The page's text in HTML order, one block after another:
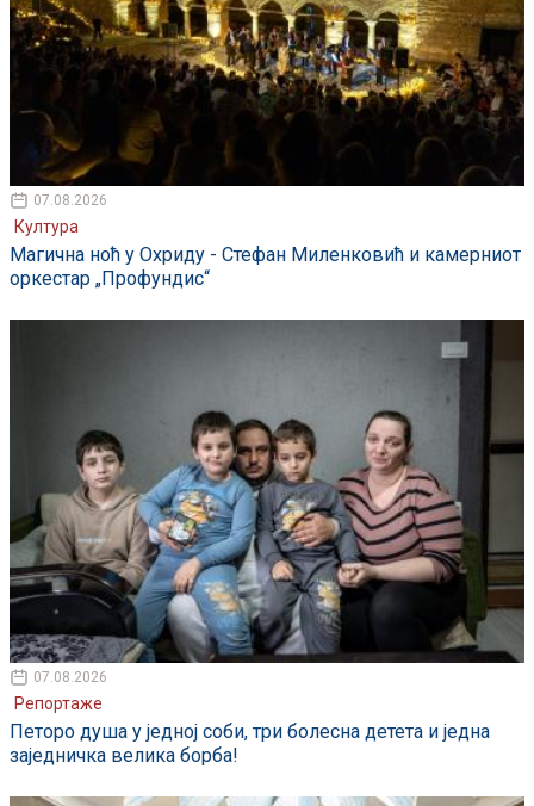
07.08.2026
Култура
Магична ноћ у Охриду - Стефан Миленковић и камерниот
оркестар „Профундис“
07.08.2026
Репортаже
Петоро душа у једној соби, три болесна детета и једна
заједничка велика борба!